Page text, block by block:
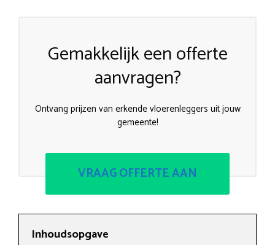
Gemakkelijk een offerte
aanvragen?
Ontvang prijzen van erkende vloerenleggers uit jouw
gemeente!
VRAAG OFFERTE AAN
Inhoudsopgave